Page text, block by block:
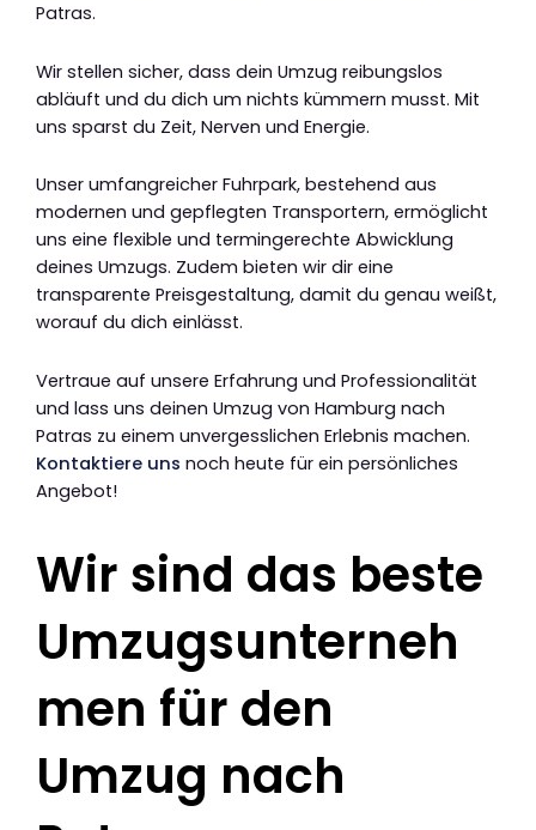
Patras.
Wir stellen sicher, dass dein Umzug reibungslos
abläuft und du dich um nichts kümmern musst. Mit
uns sparst du Zeit, Nerven und Energie.
Unser umfangreicher Fuhrpark, bestehend aus
modernen und gepflegten Transportern, ermöglicht
uns eine flexible und termingerechte Abwicklung
deines Umzugs. Zudem bieten wir dir eine
transparente Preisgestaltung, damit du genau weißt,
worauf du dich einlässt.
Vertraue auf unsere Erfahrung und Professionalität
und lass uns deinen Umzug von Hamburg nach
Patras zu einem unvergesslichen Erlebnis machen.
Kontaktiere uns noch heute für ein persönliches
Angebot!
Wir sind das beste
Umzugsunterneh
men für den
Umzug nach